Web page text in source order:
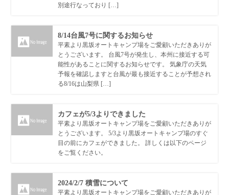
別途行なっており […]
8/14台風7号に関するお知らせ
平素より黒坂オートキャンプ場をご愛顧いただきありが
とうございます。 台風7号が発生し、本州に接近する可
能性があることに関するお知らせです。 気象庁の天気
予報を確認しますと台風が最も接近することが予想され
る8/16は山梨県 […]
カフェが5/3よりできました
平素より黒坂オートキャンプ場をご愛顧いただきありが
とうございます。 5/3より黒坂オートキャンプ場のすぐ
目の前にカフェができました。 詳しくは以下のページ
をご覧ください。
2024/2/7 積雪について
平素より黒坂オートキャンプ場をご愛顧いただきありが